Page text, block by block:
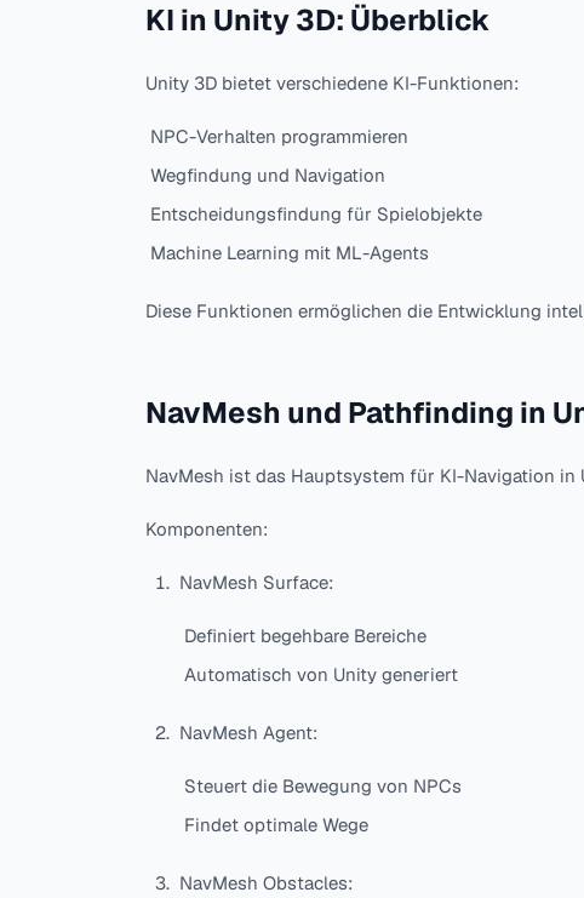
KI in Unity 3D: Überblick
Unity 3D bietet verschiedene KI-Funktionen:
NPC-Verhalten programmieren
Wegfindung und Navigation
Entscheidungsfindung für Spielobjekte
Machine Learning mit ML-Agents
Diese Funktionen ermöglichen die Entwicklung
NavMesh und Pathfinding in
NavMesh ist das Hauptsystem für KI-Navigation in
Komponenten:
NavMesh Surface:
Definiert begehbare Bereiche
Automatisch von Unity generiert
NavMesh Agent:
Steuert die Bewegung von NPCs
Findet optimale Wege
NavMesh Obstacles: